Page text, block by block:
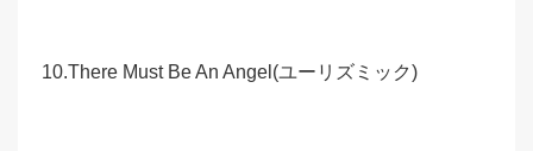
10.There Must Be An Angel(ユーリズミック)